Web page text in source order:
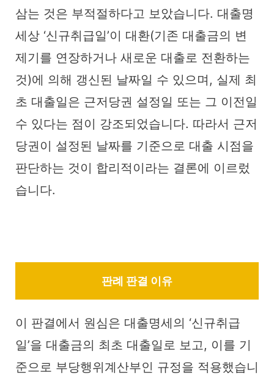
삼는 것은 부적절하다고 보았습니다. 대출명
세상 ‘신규취급일’이 대환(기존 대출금의 변
제기를 연장하거나 새로운 대출로 전환하는
것)에 의해 갱신된 날짜일 수 있으며, 실제 최
초 대출일은 근저당권 설정일 또는 그 이전일
수 있다는 점이 강조되었습니다. 따라서 근저
당권이 설정된 날짜를 기준으로 대출 시점을
판단하는 것이 합리적이라는 결론에 이르렀
습니다.
판례 판결 이유
이 판결에서 원심은 대출명세의 ‘신규취급
일’을 대출금의 최초 대출일로 보고, 이를 기
준으로 부당행위계산부인 규정을 적용했습니